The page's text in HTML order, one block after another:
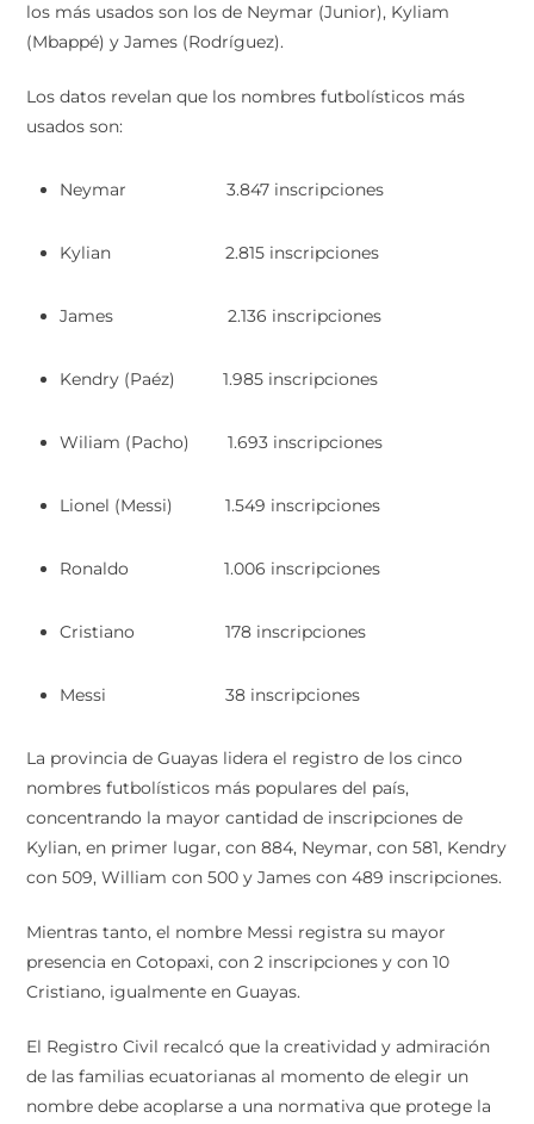
los más usados son los de Neymar (Junior), Kyliam
(Mbappé) y James (Rodríguez).
Los datos revelan que los nombres futbolísticos más
usados son:
Neymar 3.847 inscripciones
Kylian 2.815 inscripciones
James 2.136 inscripciones
Kendry (Paéz) 1.985 inscripciones
Wiliam (Pacho) 1.693 inscripciones
Lionel (Messi) 1.549 inscripciones
Ronaldo 1.006 inscripciones
Cristiano 178 inscripciones
Messi 38 inscripciones
La provincia de Guayas lidera el registro de los cinco
nombres futbolísticos más populares del país,
concentrando la mayor cantidad de inscripciones de
Kylian, en primer lugar, con 884, Neymar, con 581, Kendry
con 509, William con 500 y James con 489 inscripciones.
Mientras tanto, el nombre Messi registra su mayor
presencia en Cotopaxi, con 2 inscripciones y con 10
Cristiano, igualmente en Guayas.
El Registro Civil recalcó que la creatividad y admiración
de las familias ecuatorianas al momento de elegir un
nombre debe acoplarse a una normativa que protege la